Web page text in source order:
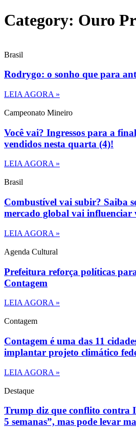
Category: Ouro
Brasil
Rodrygo: o sonho que para
LEIA AGORA »
Campeonato Mineiro
Você vai? Ingressos para a
vendidos nesta quarta (4)!
LEIA AGORA »
Brasil
Combustível vai subir? Saiba
mercado global vai influenciar
LEIA AGORA »
Agenda Cultural
Prefeitura reforça políticas
Contagem
LEIA AGORA »
Contagem
Contagem é uma das 11
implantar projeto climático
LEIA AGORA »
Destaque
Trump diz que conflito contra
5 semanas”, mas pode levar